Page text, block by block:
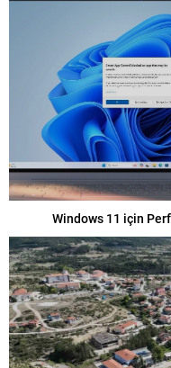
Windows 11 için